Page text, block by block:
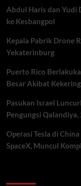
Abdul Haris dan Yudi
ke Kesbangpol
Kepala Pabrik Drone
Yekaterinburg
Puerto Rico
Besar Akibat
Pasukan Israel
Pengungsi
Operasi Tesla di
SpaceX, Muncul